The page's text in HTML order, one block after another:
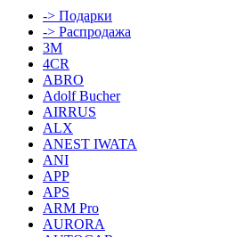
-> Подарки
-> Распродажа
3M
4CR
ABRO
Adolf Bucher
AIRRUS
ALX
ANEST IWATA
ANI
APP
APS
ARM Pro
AURORA